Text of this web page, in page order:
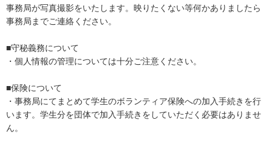
事務局が写真撮影をいたします。映りたくない等何かありましたら
事務局までご連絡ください。
■守秘義務について
・個人情報の管理については十分ご注意ください。
■保険について
・事務局にてまとめて学生のボランティア保険への加入手続きを行
います。学生分を団体で加入手続きをしていただく必要はありませ
ん。